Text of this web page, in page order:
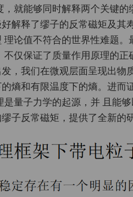
就能够同时解释两个关键
解释了缪子的反常磁矩及其
论值不符合的世界性难题
仅保证了质量作用原理的正
，我们在微观层面呈现出物
熵和有限温度下的熵。进而
量子力学的起源，并 且能
子反常磁矩，提供了全新的